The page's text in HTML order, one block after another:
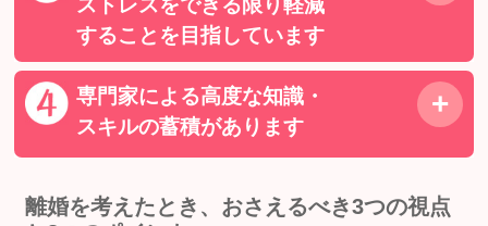
することを目指しています
専門家による高度な知識・
スキルの蓄積があります
離婚を考えたとき、おさえるべき3つの視点